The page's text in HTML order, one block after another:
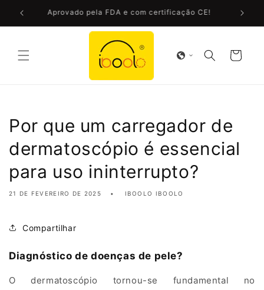
para o
conteúdo
Aprovado pela FDA e com certificação CE!
Carrinho
Por que um carregador de
dermatoscópio é essencial
para uso ininterrupto?
21 DE FEVEREIRO DE 2025 IBOOLO IBOOLO
Compartilhar
Diagnóstico de doenças de pele?
O dermatoscópio tornou-se fundamental no
C